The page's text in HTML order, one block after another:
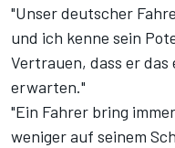
"Unser deutscher
und ich kenne sein
Vertrauen, dass er
erwarten."
"Ein Fahrer bring
weniger auf seinem